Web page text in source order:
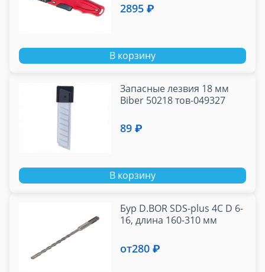
диаметр 40-50 мм,
красный ЭК-05202021
2895 ₽
В корзину
Запасные лезвия 18 мм
Biber 50218 тов-049327
89 ₽
В корзину
Бур D.BOR SDS-plus 4C D 6-
16, длина 160-310 мм
от280 ₽